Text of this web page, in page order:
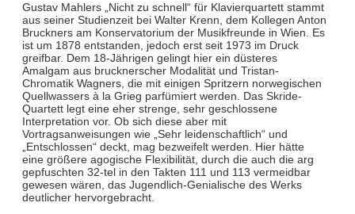
Gustav Mahlers „Nicht zu schnell“ für Klavierquartett stammt
aus seiner Studienzeit bei Walter Krenn, dem Kollegen Anton
Bruckners am Konservatorium der Musikfreunde in Wien. Es
ist um 1878 entstanden, jedoch erst seit 1973 im Druck
greifbar. Dem 18-Jährigen gelingt hier ein düsteres
Amalgam aus brucknerscher Modalität und Tristan-
Chromatik Wagners, die mit einigen Spritzern norwegischen
Quellwassers à la Grieg parfümiert werden. Das Skride-
Quartett legt eine eher strenge, sehr geschlossene
Interpretation vor. Ob sich diese aber mit
Vortragsanweisungen wie „Sehr leidenschaftlich“ und
„Entschlossen“ deckt, mag bezweifelt werden. Hier hätte
eine größere agogische Flexibilität, durch die auch die arg
gepfuschten 32-tel in den Takten 111 und 113 vermeidbar
gewesen wären, das Jugendlich-Genialische des Werks
deutlicher hervorgebracht.